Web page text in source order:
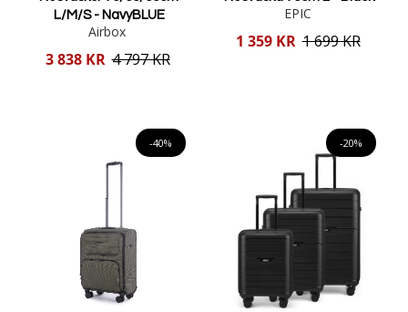
L/M/S - NavyBLUE
Airbox
Reducerat
3 838 KR 4 797 KR
EPIC
Reducerat
1 359 KR 1 699 KR
-40% -20%